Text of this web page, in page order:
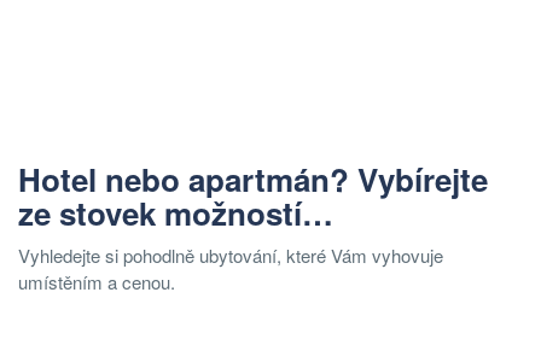
Hotel nebo apartmán? Vybírejte
ze stovek možností…
Vyhledejte si pohodlně ubytování, které Vám vyhovuje
umístěním a cenou.